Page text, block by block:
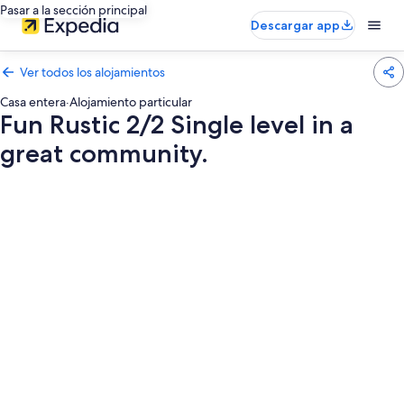
Pasar a la sección principal
Descargar app
Ver todos los alojamientos
Casa entera·Alojamiento particular
Fun Rustic 2/2 Single level in a
great community.